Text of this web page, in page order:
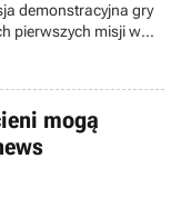
demonstracyjna gry
pierwszych misji w
GB i jest dostępne
mogą